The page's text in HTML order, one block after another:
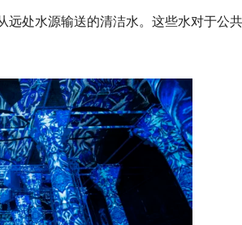
处水源输送的清洁水。这些水对于公